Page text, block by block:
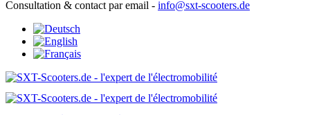
Consultation & contact par email - info@sxt-scooters.de